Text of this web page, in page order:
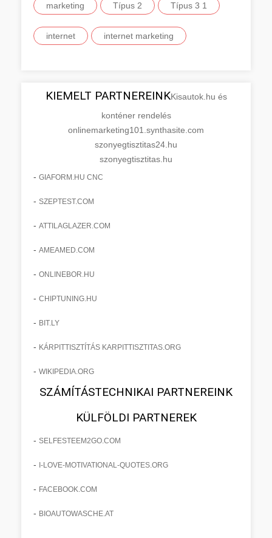
marketing Típus 2 Típus 3 1
internet internet marketing
KIEMELT PARTNEREINKKisautok.hu és
konténer rendelés
onlinemarketing101.synthasite.com
szonyegtisztitas24.hu
szonyegtisztitas.hu
- GIAFORM.HU CNC
- SZEPTEST.COM
- ATTILAGLAZER.COM
- AMEAMED.COM
- ONLINEBOR.HU
- CHIPTUNING.HU
- BIT.LY
- KÁRPITTISZTÍTÁS KARPITTISZTITAS.ORG
- WIKIPEDIA.ORG
SZÁMÍTÁSTECHNIKAI PARTNEREINK
KÜLFÖLDI PARTNEREK
- SELFESTEEM2GO.COM
- I-LOVE-MOTIVATIONAL-QUOTES.ORG
- FACEBOOK.COM
- BIOAUTOWASCHE.AT